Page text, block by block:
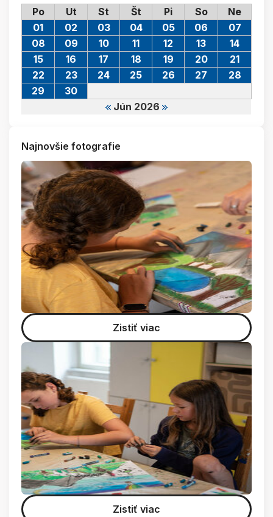
Po Ut St Št Pi So Ne
Jún 2026
01 02 03 04 05 06
07
08
09 10 11 12 13
14
15
16 17 18 19 20
21
22
23 24 25 26 27
28
29
30
Najnovšie fotografie
Zistiť viac
Zistiť viac